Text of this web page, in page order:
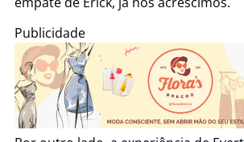
Publicidade